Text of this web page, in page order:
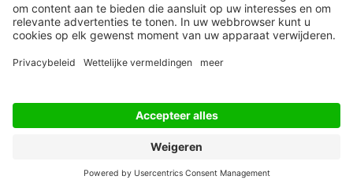
Alle rechten voorbehouden
Privacyinstellingen
Algemene Voorwaarden